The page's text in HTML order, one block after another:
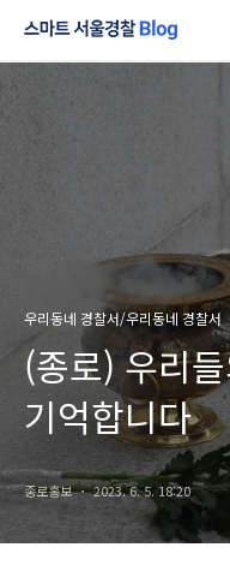
우리동네 경찰서/우리동네 경찰서
(종로) 우리
기억합니다
종로홍보 2023. 6. 5. 18:20